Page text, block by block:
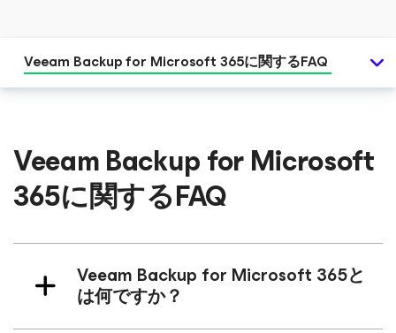
Veeam Backupfor Microsoft 365に関するFAQ
Veeam Backupfor Microsoft
365に関するFAQ
Veeam Backup for Microsoft 365と
は何ですか？